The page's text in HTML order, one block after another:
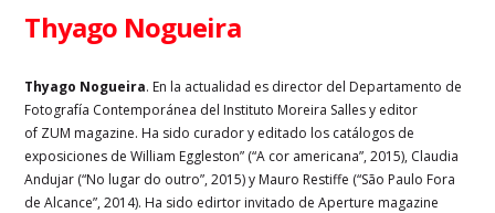
Thyago Nogueira
Thyago Nogueira. En la actualidad es director del Departamento de
Fotografía Contemporánea del Instituto Moreira Salles y editor
of ZUM magazine. Ha sido curador y editado los catálogos de
exposiciones de William Eggleston” (“A cor americana”, 2015), Claudia
Andujar (“No lugar do outro”, 2015) y Mauro Restiffe (“São Paulo Fora
de Alcance”, 2014). Ha sido edirtor invitado de Aperture magazine